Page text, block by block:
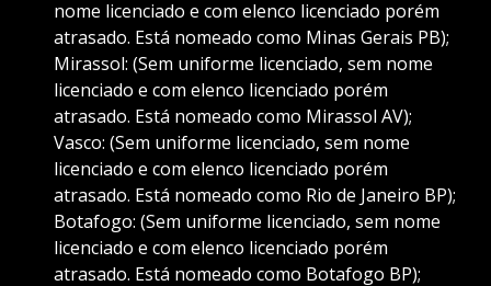
nome licenciado e com elenco licenciado porém
atrasado. Está nomeado como Minas Gerais PB);
Mirassol: (Sem uniforme licenciado, sem nome
licenciado e com elenco licenciado porém
atrasado. Está nomeado como Mirassol AV);
Vasco: (Sem uniforme licenciado, sem nome
licenciado e com elenco licenciado porém
atrasado. Está nomeado como Rio de Janeiro BP);
Botafogo: (Sem uniforme licenciado, sem nome
licenciado e com elenco licenciado porém
atrasado. Está nomeado como Botafogo BP);